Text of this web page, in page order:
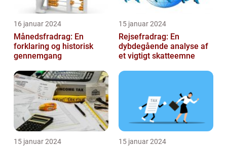
16 januar 2024
Månedsfradrag: En
forklaring og historisk
gennemgang
15 januar 2024
Rejsefradrag: En
dybdegående analyse af
et vigtigt skatteemne
15 januar 2024 15 januar 2024